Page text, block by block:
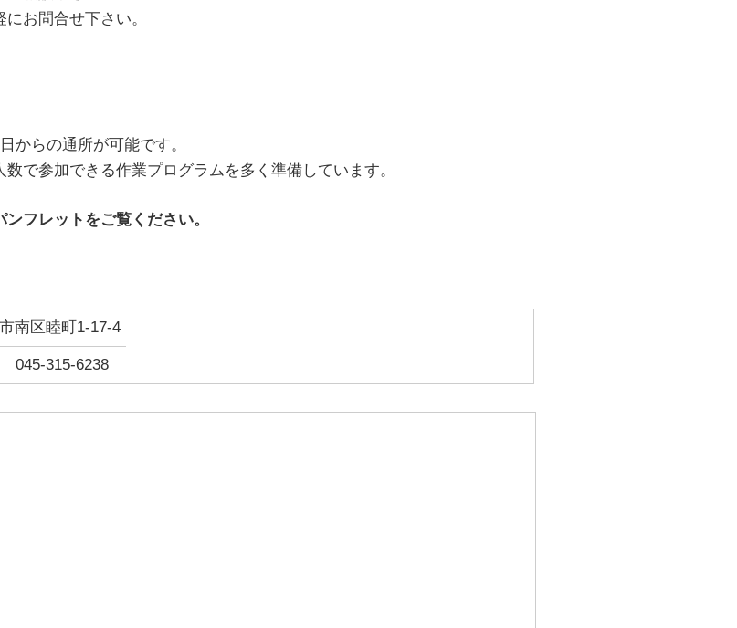
お問合せ下さい。
からの通所が可能です。
で参加できる作業プログラムを多く準備しています。
フレットをご覧ください。
南区睦町1-17-4
045-315-6238